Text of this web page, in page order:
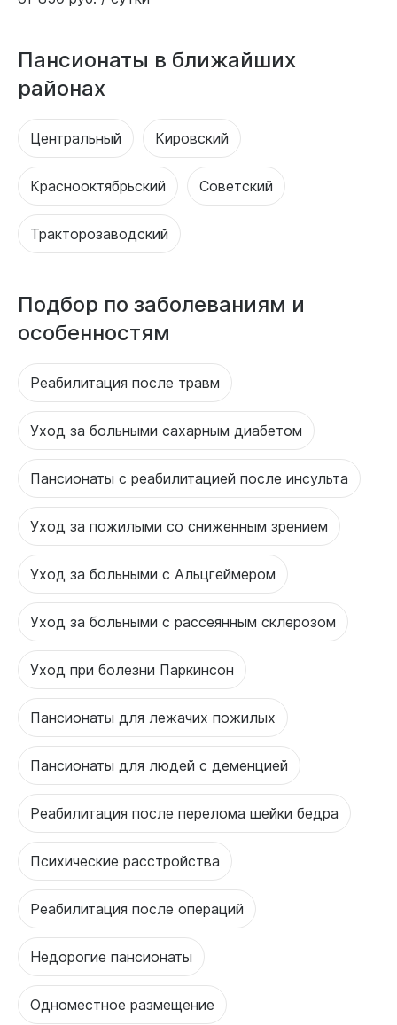
Пансионаты в ближайших
районах
Центральный Кировский
Краснооктябрьский Советский
Тракторозаводский
Подбор по заболеваниям и
особенностям
Реабилитация после травм
Уход за больными сахарным диабетом
Пансионаты с реабилитацией после инсульта
Уход за пожилыми со сниженным зрением
Уход за больными с Альцгеймером
Уход за больными с рассеянным склерозом
Уход при болезни Паркинсон
Пансионаты для лежачих пожилых
Пансионаты для людей с деменцией
Реабилитация после перелома шейки бедра
Психические расстройства
Реабилитация после операций
Недорогие пансионаты
Одноместное размещение